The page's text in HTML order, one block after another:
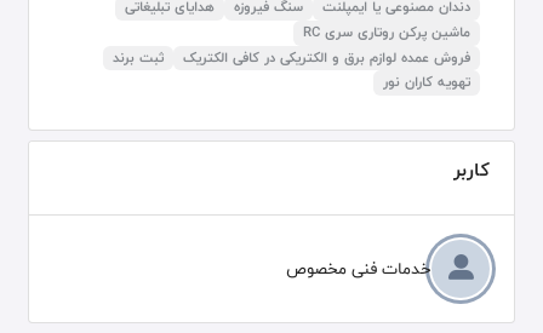
دندان مصنوعی یا ایمپلنت
سنگ فیروزه
هدایای تبلیغاتی
ماشین پرکن روتاری سری RC
فروش عمده لوازم برق و الکتریکی در کافی الکتریک
ثبت برند
تهویه کاران نور
کاربر
خدمات فنی مخصوص